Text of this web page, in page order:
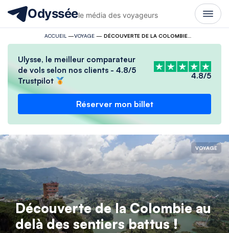
Odysséele média des voyageurs
ACCUEIL —VOYAGE— DÉCOUVERTE DE LA COLOMBIE AU DELÀ DES SENTIERS BATTUS !
Ulysse, le meilleur comparateur
de vols selon nos clients - 4.8/5
Trustpilot
4.8/5
Réserver mon billet
VOYAGE
Découverte de la Colombie au
delà des sentiers battus !